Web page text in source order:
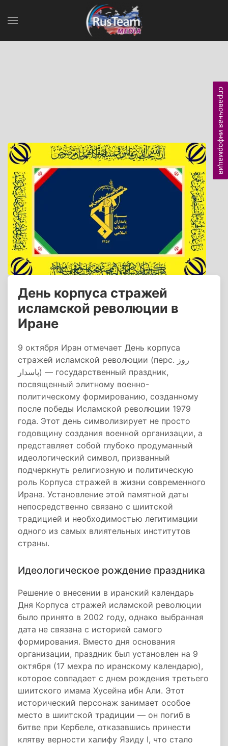
День корпуса стражей
исламской революции в
Иране
9 октября Иран отмечает День корпуса
стражей исламской революции (перс. روز
پاسدار) — государственный праздник,
посвященный элитному военно-
политическому формированию, созданному
после победы Исламской революции 1979
года. Этот день символизирует не просто
годовщину создания военной организации, а
представляет собой глубоко продуманный
идеологический символ, призванный
подчеркнуть религиозную и политическую
роль Корпуса стражей в жизни современного
Ирана. Установление этой памятной даты
непосредственно связано с шиитской
традицией и необходимостью легитимации
одного из самых влиятельных институтов
страны.
Идеологическое рождение праздника
Решение о внесении в иранский календарь
Дня Корпуса стражей исламской революции
было принято в 2002 году, однако выбранная
дата не связана с историей самого
формирования. Вместо дня основания
организации, праздник был установлен на 9
октября (17 мехра по иранскому календарю),
которое совпадает с днем рождения третьего
шиитского имама Хусейна ибн Али. Этот
исторический персонаж занимает особое
место в шиитской традиции — он погиб в
битве при Кербеле, отказавшись принести
клятву верности халифу Язиду I, что стало
справочная информация